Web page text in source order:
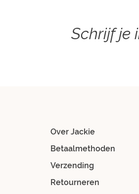
Schrijf je
Over Jackie
Betaalmethoden
Verzending
Retourneren